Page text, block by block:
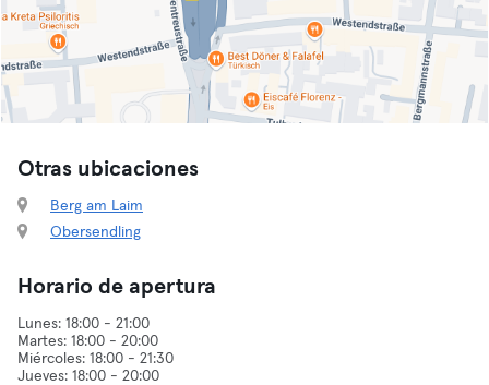
Otras ubicaciones
Berg am Laim
Obersendling
Horario de apertura
Lunes: 18:00 - 21:00
Martes: 18:00 - 20:00
Miércoles: 18:00 - 21:30
Jueves: 18:00 - 20:00